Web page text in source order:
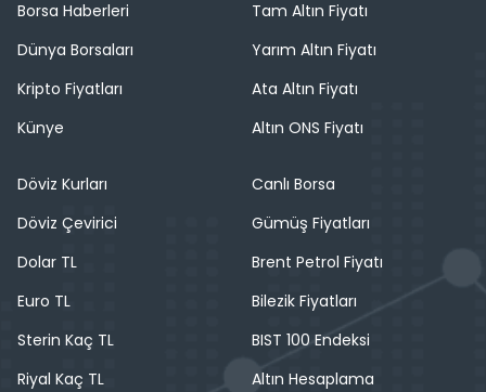
Borsa Haberleri
Dünya Borsaları
Kripto Fiyatları
Künye
Tam Altın Fiyatı
Yarım Altın Fiyatı
Ata Altın Fiyatı
Altın ONS Fiyatı
Döviz Kurları
Döviz Çevirici
Dolar TL
Euro TL
Sterin Kaç TL
Riyal Kaç TL
Canlı Borsa
Gümüş Fiyatları
Brent Petrol Fiyatı
Bilezik Fiyatları
BIST 100 Endeksi
Altın Hesaplama